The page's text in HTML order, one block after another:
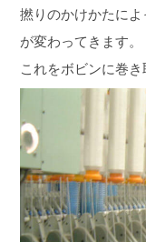
撚りのかけかたに
が変わってきます。
これをボビンに巻き